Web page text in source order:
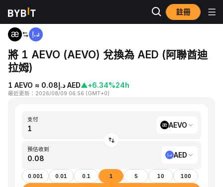
註冊
首頁 AEVO to AED
將 1 AEVO (AEVO) 兌換為 AED (阿聯酋迪
拉姆)
1 AEVO ≈ د.إ0.08 AED▲+6.34%24h
最近更新 ： 2026/08/09 06:56 (GMT+0)
支付
AEVO
預估收到
AED
0.001 0.01 0.1 1 5 10 100